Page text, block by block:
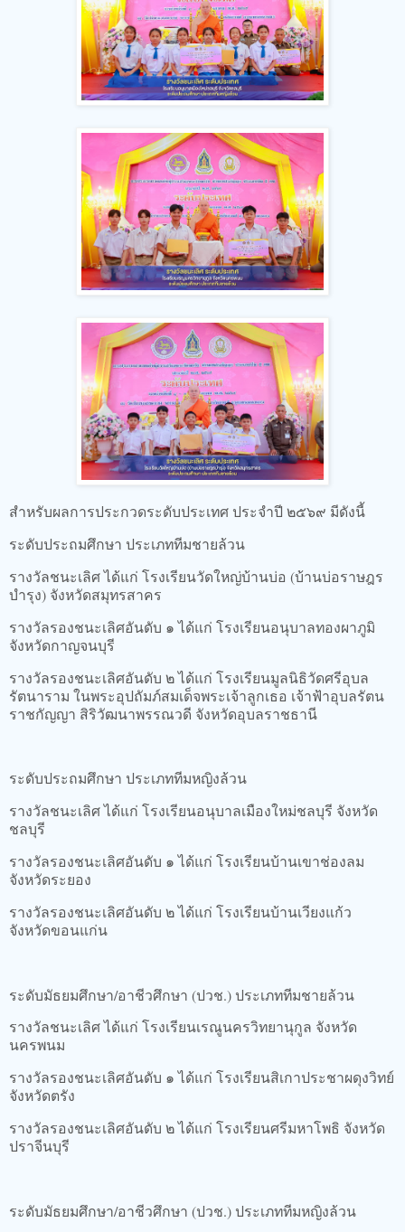
สำหรับผลการประกวดระดับประเทศ ประจำปี ๒๕๖๙ มีดังนี้
ระดับประถมศึกษา ประเภททีมชายล้วน
รางวัลชนะเลิศ ได้แก่ โรงเรียนวัดใหญ่บ้านบ่อ (บ้านบ่อราษฎร
บำรุง) จังหวัดสมุทรสาคร
รางวัลรองชนะเลิศอันดับ ๑ ได้แก่ โรงเรียนอนุบาลทองผาภูมิ
จังหวัดกาญจนบุรี
รางวัลรองชนะเลิศอันดับ ๒ ได้แก่ โรงเรียนมูลนิธิวัดศรีอุบล
รัตนาราม ในพระอุปถัมภ์สมเด็จพระเจ้าลูกเธอ เจ้าฟ้าอุบลรัตน
ราชกัญญา สิริวัฒนาพรรณวดี จังหวัดอุบลราชธานี
ระดับประถมศึกษา ประเภททีมหญิงล้วน
รางวัลชนะเลิศ ได้แก่ โรงเรียนอนุบาลเมืองใหม่ชลบุรี จังหวัด
ชลบุรี
รางวัลรองชนะเลิศอันดับ ๑ ได้แก่ โรงเรียนบ้านเขาช่องลม
จังหวัดระยอง
รางวัลรองชนะเลิศอันดับ ๒ ได้แก่ โรงเรียนบ้านเวียงแก้ว
จังหวัดขอนแก่น
ระดับมัธยมศึกษา/อาชีวศึกษา (ปวช.) ประเภททีมชายล้วน
รางวัลชนะเลิศ ได้แก่ โรงเรียนเรณูนครวิทยานุกูล จังหวัด
นครพนม
รางวัลรองชนะเลิศอันดับ ๑ ได้แก่ โรงเรียนสิเกาประชาผดุงวิทย์
จังหวัดตรัง
รางวัลรองชนะเลิศอันดับ ๒ ได้แก่ โรงเรียนศรีมหาโพธิ จังหวัด
ปราจีนบุรี
ระดับมัธยมศึกษา/อาชีวศึกษา (ปวช.) ประเภททีมหญิงล้วน